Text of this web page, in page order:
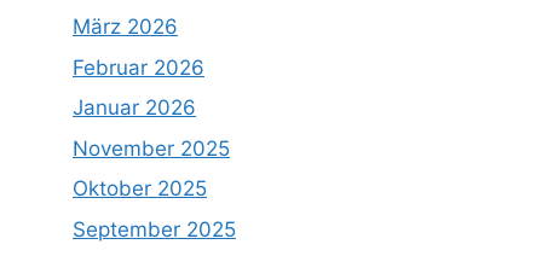
März 2026
Februar 2026
Januar 2026
November 2025
Oktober 2025
September 2025